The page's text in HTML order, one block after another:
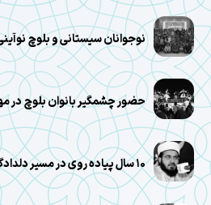
نوجوانان سیستانی و بلوچ
حضور چشمگیر بانوان بلوچ در
۱۰ سال پیاده روی در مسیر دلدادگی